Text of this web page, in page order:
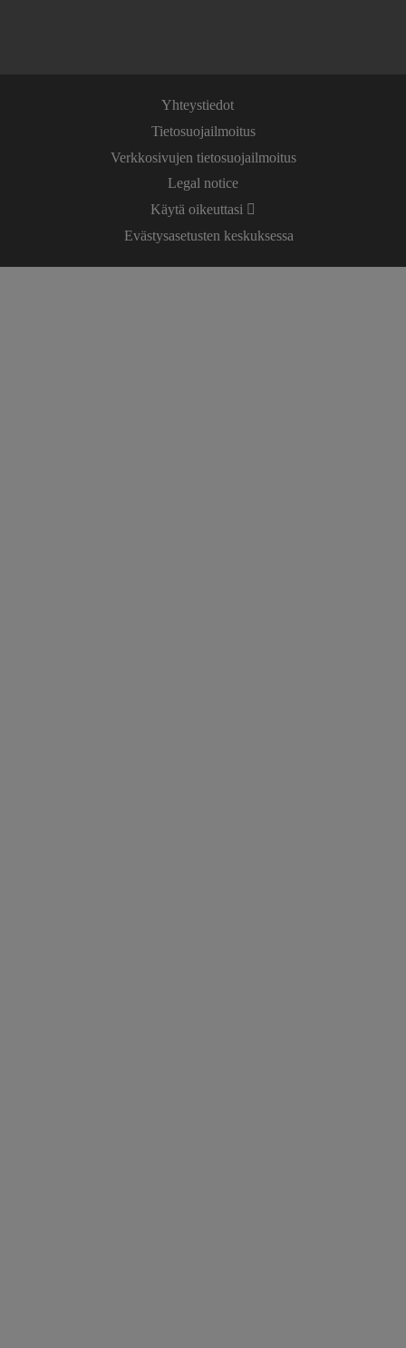
Yhteystiedot
Tietosuojailmoitus
Verkkosivujen tietosuojailmoitus
Legal notice
Käytä oikeuttasi
Evästysasetusten keskuksessa